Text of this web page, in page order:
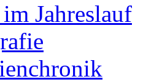
Jahreslauf